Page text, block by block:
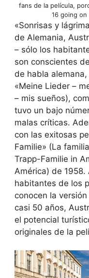
fans de la película,
16 going
«Sonrisas y
de Alemania,
– sólo los
son conscientes
de habla
«Meine Lieder –
– mis sueños),
tuvo un bajo
malas críticas.
con las exitosas
Familie» (La
Trapp-Familie in
América) de
habitantes de los
conocen la
casi 50 años,
el potencial
originales de la